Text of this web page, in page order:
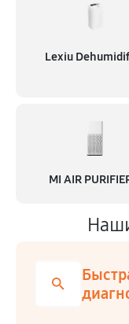
Lexiu
MI AIR